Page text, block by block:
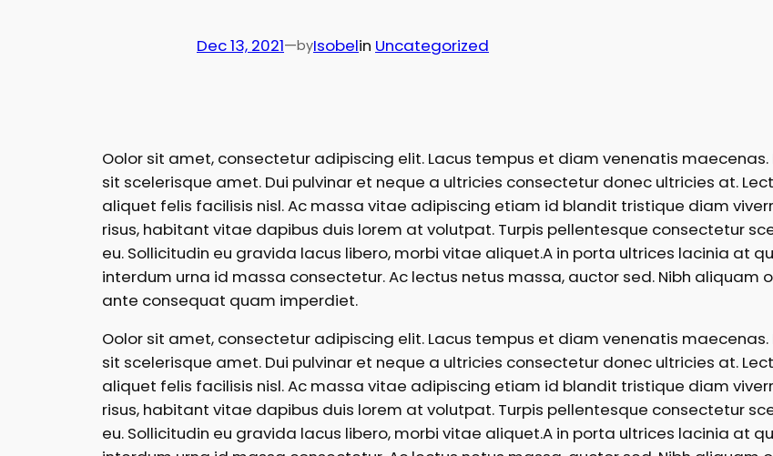
Dec 13, 2021—byIsobelin Uncategorized
Oolor sit amet, consectetur adipiscing elit. Lacus tempus et diam venenatis
sit scelerisque amet. Dui pulvinar et neque a ultricies consectetur donec ultricies at.
aliquet felis facilisis nisl. Ac massa vitae adipiscing etiam id blandit tristique diam
risus, habitant vitae dapibus duis lorem at volutpat. Turpis pellentesque consectetur
eu. Sollicitudin eu gravida lacus libero, morbi vitae aliquet.A in porta ultrices lacinia at
interdum urna id massa consectetur. Ac lectus netus massa, auctor sed. Nibh aliquam
ante consequat quam imperdiet.
Oolor sit amet, consectetur adipiscing elit. Lacus tempus et diam venenatis
sit scelerisque amet. Dui pulvinar et neque a ultricies consectetur donec ultricies at.
aliquet felis facilisis nisl. Ac massa vitae adipiscing etiam id blandit tristique diam
risus, habitant vitae dapibus duis lorem at volutpat. Turpis pellentesque consectetur
eu. Sollicitudin eu gravida lacus libero, morbi vitae aliquet.A in porta ultrices lacinia at